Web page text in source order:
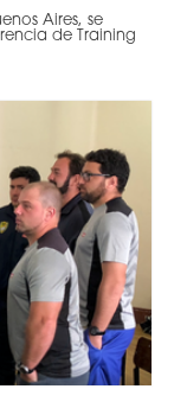
Aires, se
de Training